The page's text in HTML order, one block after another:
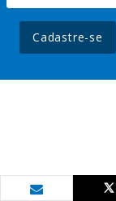
Cadastre-se